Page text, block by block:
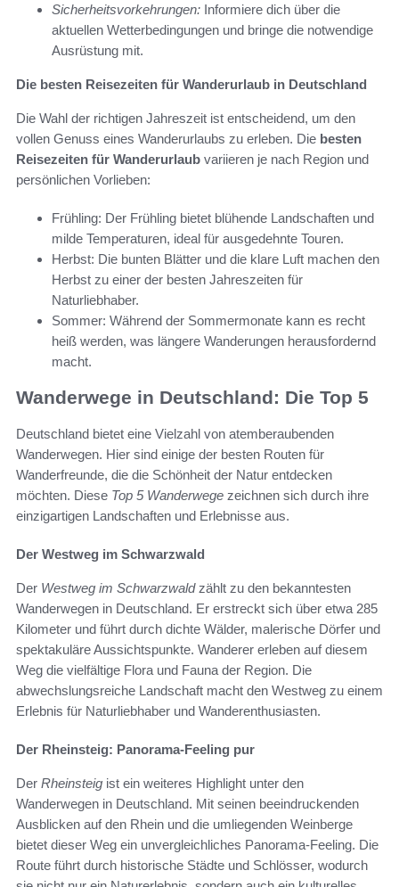
Sicherheitsvorkehrungen: Informiere dich über die
aktuellen Wetterbedingungen und bringe die notwendige
Ausrüstung mit.
Die besten Reisezeiten für Wanderurlaub in Deutschland
Die Wahl der richtigen Jahreszeit ist entscheidend, um den
vollen Genuss eines Wanderurlaubs zu erleben. Die besten
Reisezeiten für Wanderurlaub variieren je nach Region und
persönlichen Vorlieben:
Frühling: Der Frühling bietet blühende Landschaften und
milde Temperaturen, ideal für ausgedehnte Touren.
Herbst: Die bunten Blätter und die klare Luft machen den
Herbst zu einer der besten Jahreszeiten für
Naturliebhaber.
Sommer: Während der Sommermonate kann es recht
heiß werden, was längere Wanderungen herausfordernd
macht.
Wanderwege in Deutschland: Die Top 5
Deutschland bietet eine Vielzahl von atemberaubenden
Wanderwegen. Hier sind einige der besten Routen für
Wanderfreunde, die die Schönheit der Natur entdecken
möchten. Diese Top 5 Wanderwege zeichnen sich durch ihre
einzigartigen Landschaften und Erlebnisse aus.
Der Westweg im Schwarzwald
Der Westweg im Schwarzwaldzählt zu den bekanntesten
Wanderwegen in Deutschland. Er erstreckt sich über etwa 285
Kilometer und führt durch dichte Wälder, malerische Dörfer und
spektakuläre Aussichtspunkte. Wanderer erleben auf diesem
Weg die vielfältige Flora und Fauna der Region. Die
abwechslungsreiche Landschaft macht den Westweg zu einem
Erlebnis für Naturliebhaber und Wanderenthusiasten.
Der Rheinsteig: Panorama-Feeling pur
Der Rheinsteig ist ein weiteres Highlight unter den
Wanderwegen in Deutschland. Mit seinen beeindruckenden
Ausblicken auf den Rhein und die umliegenden Weinberge
bietet dieser Weg ein unvergleichliches Panorama-Feeling. Die
Route führt durch historische Städte und Schlösser, wodurch